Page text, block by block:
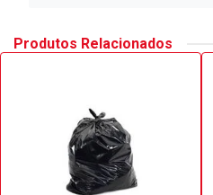
Produtos Relacionados